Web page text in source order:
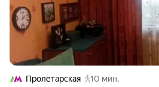
Пролетарская
10 мин.